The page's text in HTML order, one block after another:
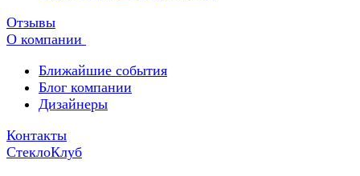
Отзывы
О компании
Ближайшие события
Блог компании
Дизайнеры
Контакты
СтеклоКлуб